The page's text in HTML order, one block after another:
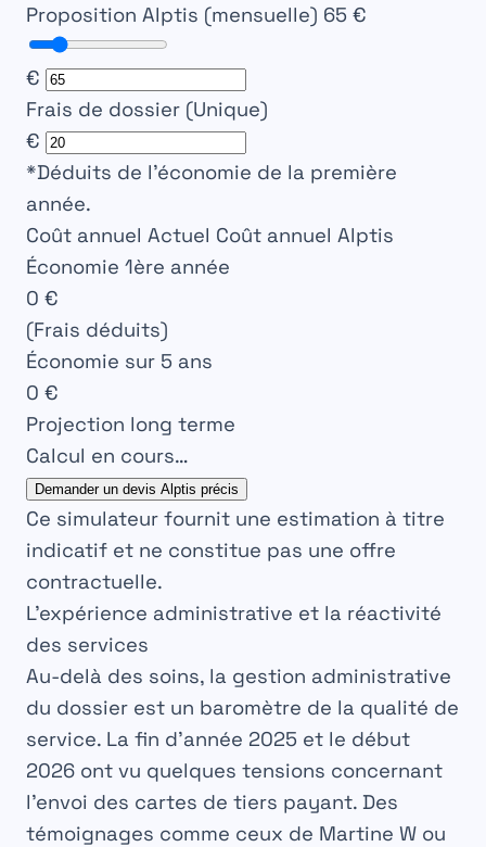
Proposition Alptis (mensuelle) 65 €
€
Frais de dossier (Unique)
€
*Déduits de l’économie de la première
année.
Coût annuel Actuel Coût annuel Alptis
Économie 1ère année
0 €
(Frais déduits)
Économie sur 5 ans
0 €
Projection long terme
Calcul en cours…
Demander un devis Alptis précis
Ce simulateur fournit une estimation à titre
indicatif et ne constitue pas une offre
contractuelle.
L’expérience administrative et la réactivité
des services
Au-delà des soins, la gestion administrative
du dossier est un baromètre de la qualité de
service. La fin d’année 2025 et le début
2026 ont vu quelques tensions concernant
l’envoi des cartes de tiers payant. Des
témoignages comme ceux de Martine W ou